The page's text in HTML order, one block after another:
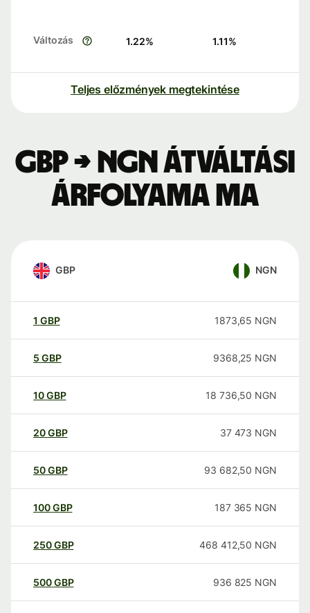
Változás 1.22% 1.11%
Teljes előzmények megtekintése
GBP → NGN átváltási
árfolyama ma
GBP NGN
1 GBP 1873,65 NGN
5 GBP 9368,25 NGN
10GBP 18 736,50 NGN
20GBP 37 473 NGN
50GBP 93 682,50 NGN
100GBP 187 365 NGN
250GBP 468 412,50 NGN
500GBP 936 825 NGN